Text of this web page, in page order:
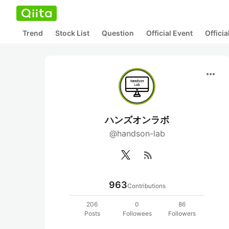
Trend Stock List Question Official Event
more_horiz
ハンズオンラボ
@handson-lab
rss_feed
963Contributions
206
Posts
0
Followees
86
Followers